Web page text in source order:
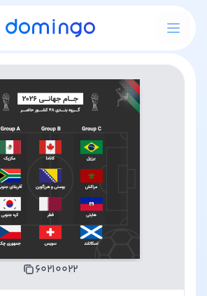
۶۰۲۱۰۰۲۲